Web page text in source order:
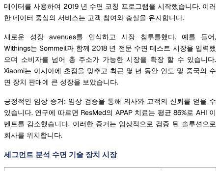
데이터를 사용하여 2019 년 수면 코칭 프로그램을 시작했습니다. 이러
한 데이터 중심의 서비스는 고객 참여와 충실을 유지합니다.
새로운 성장 avenues를 인식하고 시장 침투를했다. 예를 들어,
Withings는 Sommeil과 함께 2018 년 전문 수면 테스트 시장을 입력했
으며 소비자를 넘어 총 주소가 가능한 시장을 확장 할 수 있습니다.
Xiaomi는 아시아에 초점을 맞추고 최근 몇 년 동안 인도 및 중국의 수
면 장치 판매에 큰 성장을 보았습니다.
긍정적인 임상 증거: 임상 검증을 통해 의사와 고객의 신뢰를 얻을 수
있습니다. 연구에 따르면 ResMed의 APAP 치료는 평균 86%로 AHI 이
벤트를 감소했습니다. 이러한 증거는 임상적으로 검증 된 솔루션으로
회사를 위치합니다.
세그먼트 분석 수면 기술 장치 시장